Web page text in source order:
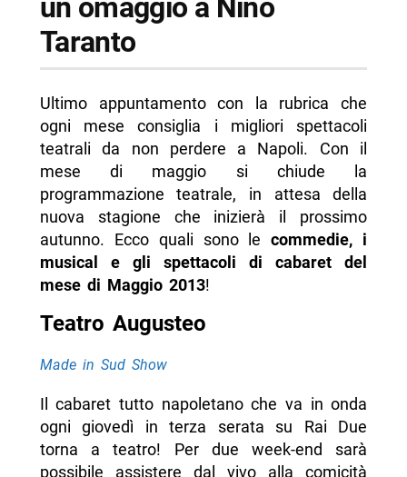
Taranto
Ultimo appuntamento con la rubrica che
ogni mese consiglia i migliori spettacoli
teatrali da non perdere a Napoli. Con il
mese di maggio si chiude la
programmazione teatrale, in attesa della
nuova stagione che inizierà il prossimo
autunno. Ecco quali sono lecommedie, i
musical e gli spettacoli di cabaret del
mese di Maggio 2013!
Teatro Augusteo
Made in Sud Show
Il cabaret tutto napoletano che va in onda
ogni giovedì in terza serata su Rai Due
torna a teatro! Per due week-end sarà
possibile assistere dal vivo alla comicità